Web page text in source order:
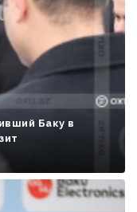
Баку в